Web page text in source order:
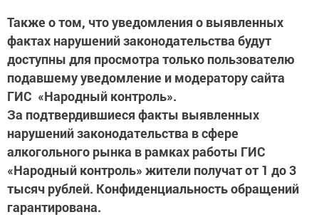
Также о том, что уведомления о выявленных
фактах нарушений законодательства будут
доступны для просмотра только пользователю
подавшему уведомление и модератору сайта
ГИС «Народный контроль».
За подтвердившиеся факты выявленных
нарушений законодательства в сфере
алкогольного рынка в рамках работы ГИС
«Народный контроль» жители получат от 1 до 3
тысяч рублей. Конфиденциальность обращений
гарантирована.